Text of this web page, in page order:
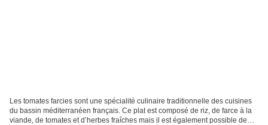
Les tomates farcies sont une spécialité culinaire traditionnelle des cuisines
du bassin méditerranéen français. Ce plat est composé de riz, de farce à la
viande, de tomates et d’herbes fraîches mais il est également possible de